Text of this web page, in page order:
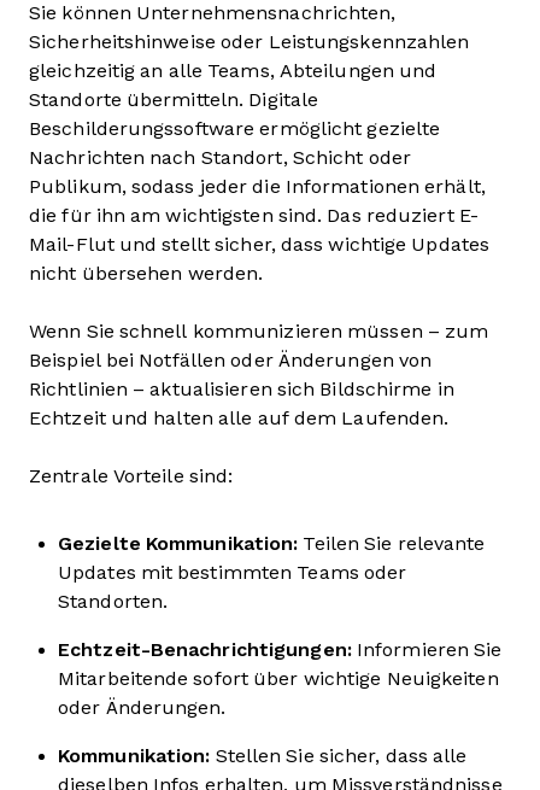
Sie können Unternehmensnachrichten,
Sicherheitshinweise oder Leistungskennzahlen
gleichzeitig an alle Teams, Abteilungen und
Standorte übermitteln. Digitale
Beschilderungssoftware ermöglicht gezielte
Nachrichten nach Standort, Schicht oder
Publikum, sodass jeder die Informationen erhält,
die für ihn am wichtigsten sind. Das reduziert E-
Mail-Flut und stellt sicher, dass wichtige Updates
nicht übersehen werden.
Wenn Sie schnell kommunizieren müssen – zum
Beispiel bei Notfällen oder Änderungen von
Richtlinien – aktualisieren sich Bildschirme in
Echtzeit und halten alle auf dem Laufenden.
Zentrale Vorteile sind:
Gezielte Kommunikation: Teilen Sie relevante
Updates mit bestimmten Teams oder
Standorten.
Echtzeit-Benachrichtigungen:Informieren Sie
Mitarbeitende sofort über wichtige Neuigkeiten
oder Änderungen.
Kommunikation: Stellen Sie sicher, dass alle
dieselben Infos erhalten, um Missverständnisse